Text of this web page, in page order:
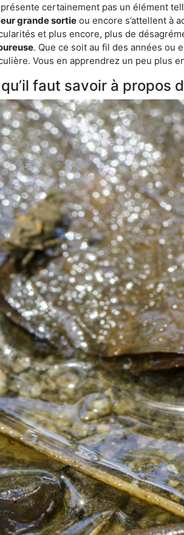
certainement pas un élément
grande sortie ou encore s’attellent à
et plus encore, plus de
. Que ce soit au fil des années ou
Vous en apprendrez un peu plus
faut savoir à propos